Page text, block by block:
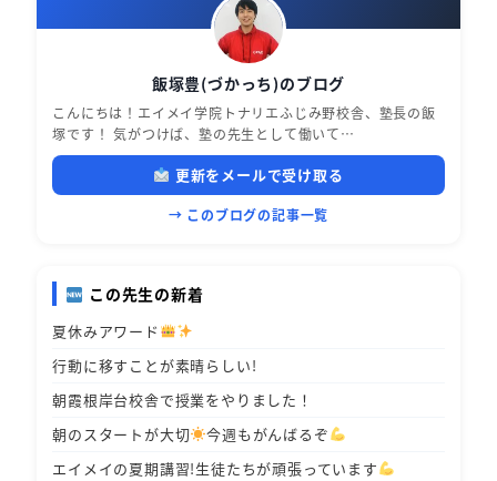
飯塚豊(づかっち)のブログ
こんにちは！エイメイ学院トナリエふじみ野校舎、塾長の飯
塚です！ 気がつけば、塾の先生として働いて…
更新をメールで受け取る
→ このブログの記事一覧
この先生の新着
夏休みアワード
行動に移すことが素晴らしい!
朝霞根岸台校舎で授業をやりました！
朝のスタートが大切
今週もがんばるぞ
エイメイの夏期講習!生徒たちが頑張っています